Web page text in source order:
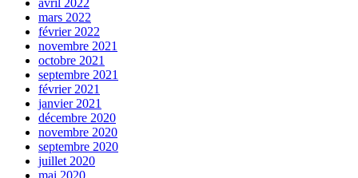
avril 2022
mars 2022
février 2022
novembre 2021
octobre 2021
septembre 2021
février 2021
janvier 2021
décembre 2020
novembre 2020
septembre 2020
juillet 2020